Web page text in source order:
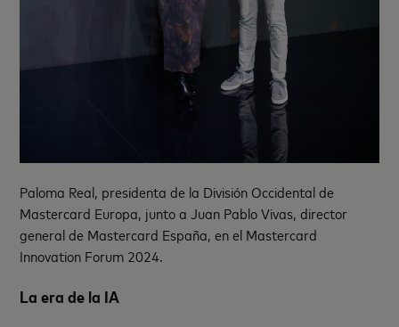
Paloma Real, presidenta de la División Occidental de
Mastercard Europa, junto a Juan Pablo Vivas, director
general de Mastercard España, en el Mastercard
Innovation Forum 2024.
La era de la IA